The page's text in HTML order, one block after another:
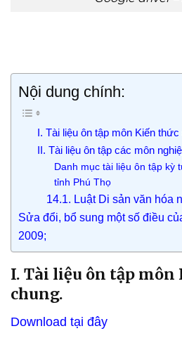
Nội dung chính:
I. Tài liệu ôn tập môn Kiến thức
II. Tài liệu ôn tập các môn
Danh mục tài liệu ôn tập kỳ
tỉnh Phú Thọ
14.1. Luật Di sản văn hóa
Sửa đổi, bổ sung một số điều
2009;
I. Tài liệu ôn tập môn
chung.
Download tại đây